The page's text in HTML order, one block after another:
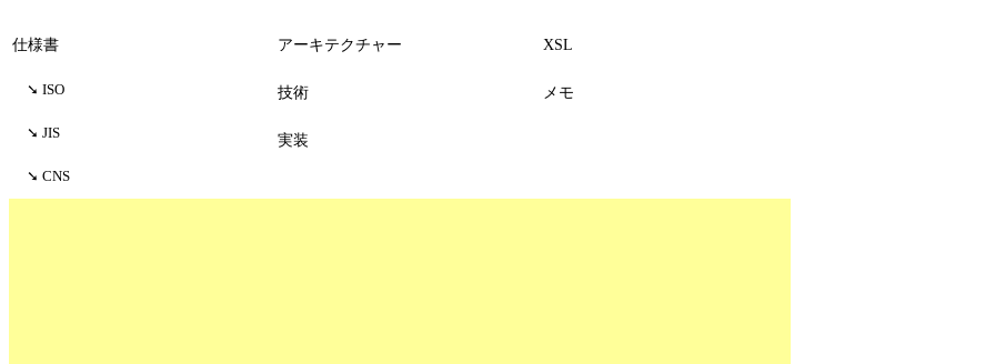
仕様書
ISO
JIS
CNS
アーキテクチャー
技術
実装
XSL
メモ